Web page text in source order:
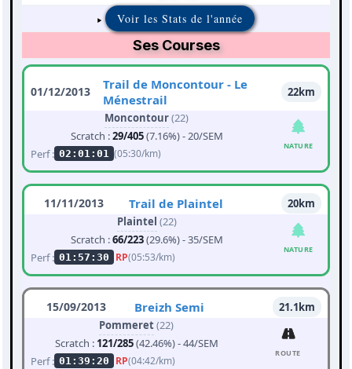
Voir les Stats de l'année
Ses Courses
01/12/2013
Trail de Moncontour - Le
Ménestrail
22km
Moncontour(22)
Scratch :29/405(7.16%) - 20/SEM
Perf : 02:01:01 (05:30/km)
NATURE
11/11/2013 Trail de Plaintel
20km
Plaintel (22)
Scratch :66/223(29.6%) - 35/SEM
Perf : 01:57:30 RP(05:53/km)
NATURE
15/09/2013 Breizh Semi
21.1km
Pommeret(22)
Scratch : 121/285(42.46%) - 44/SEM
Perf : 01:39:20 RP(04:42/km)
ROUTE